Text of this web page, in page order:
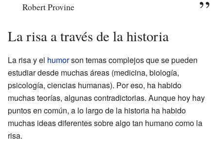
Robert Provine
La risa a través de la historia
La risa y el humorson temas complejos que se pueden
estudiar desde muchas áreas (medicina, biología,
psicología, ciencias humanas). Por eso, ha habido
muchas teorías, algunas contradictorias. Aunque hoy hay
puntos en común, a lo largo de la historia ha habido
muchas ideas diferentes sobre algo tan humano como la
risa.